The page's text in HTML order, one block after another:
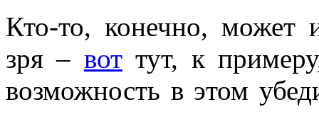
Кто-то, конечно, может
зря – воттут, к
возможность в этом